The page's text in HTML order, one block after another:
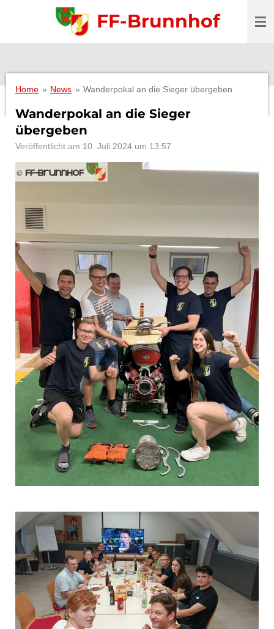
FF-Brunnhof
Home » News » Wanderpokal an die Sieger übergeben
Wanderpokal an die Sieger
übergeben
Veröffentlicht am 10. Juli 2024 um 13:57